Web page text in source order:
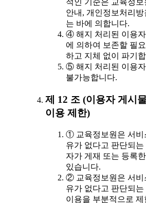
적인 기준은 교육정
안내, 개인정보처리
는 바에 의합니다.
④ 해지 처리된 이용
에 의하여 보존할 필
하고 지체 없이 파기
⑤ 해지 처리된 이용자
불가능합니다.
제 12 조 (이용자 게시
이용 제한)
① 교육정보원은 서비
유가 없다고 판단되
자가 게재 또는 등록
있습니다.
② 교육정보원은 서비
유가 없다고 판단되
이용을 부분적으로